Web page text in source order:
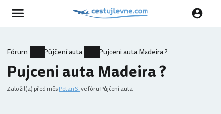
Fórum Půjčení auta Pujceni auta Madeira ?
Pujceni auta Madeira ?
Založil(a) před měsPetan S.ve fóru Půjčení auta